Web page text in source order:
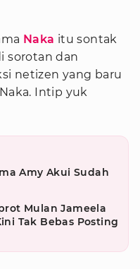
Naka itu sontak
sorotan dan
netizen yang baru
Intip yuk
Amy Akui Sudah
Mulan Jameela
Tak Bebas Posting